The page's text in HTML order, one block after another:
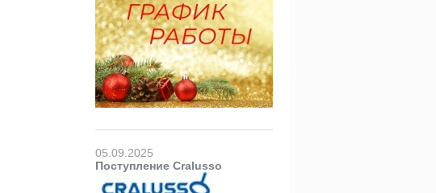
05.09.2025
Поступление Cralusso